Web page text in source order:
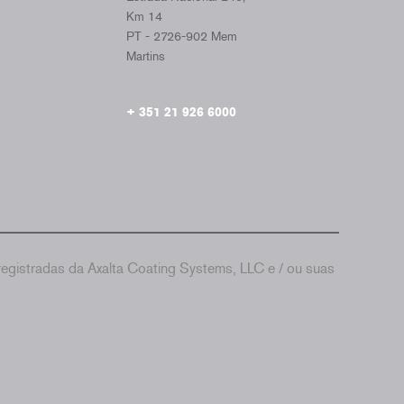
Km 14
PT - 2726-902 Mem
Martins
+ 351 21 926 6000
da Axalta Coating Systems, LLC e / ou suas